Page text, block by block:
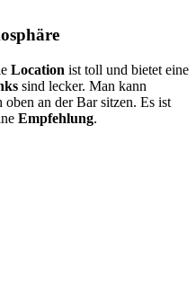
Location ist toll und bietet eine
sind lecker. Man kann
an der Bar sitzen. Es ist
Empfehlung.